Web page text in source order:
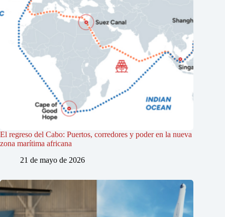
El regreso del Cabo: Puertos, corredores y poder en la nueva
zona marítima africana
21 de mayo de 2026